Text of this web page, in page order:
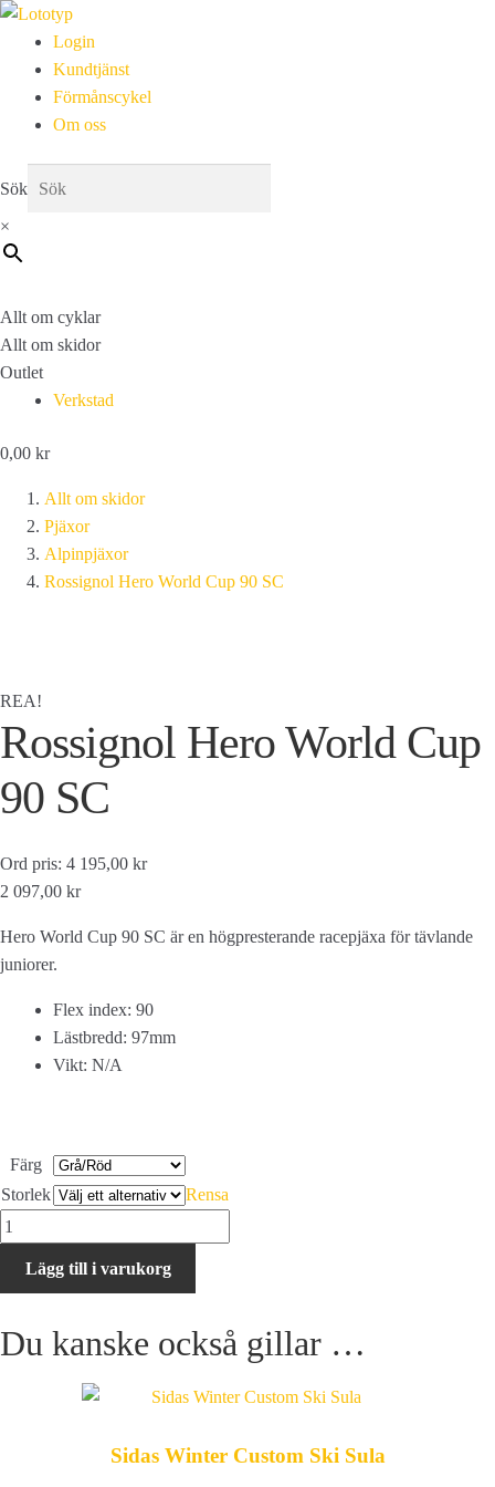
Login
Kundtjänst
Förmånscykel
Om oss
Sök
×
Allt om cyklar
Allt om skidor
Outlet
Verkstad
0,00 kr
Allt om skidor
Pjäxor
Alpinpjäxor
Rossignol Hero World Cup 90 SC
REA!
Rossignol Hero World Cup
90 SC
Ord pris: 4 195,00 kr
2 097,00 kr
Hero World Cup 90 SC är en högpresterande racepjäxa för tävlande
juniorer.
Flex index: 90
Lästbredd: 97mm
Vikt: N/A
Färg
Storlek
Rensa
Rossignol
Hero
World
90
SC
Lägg till i varukorg
Du kanske också gillar …
Sidas Winter Custom Ski Sula